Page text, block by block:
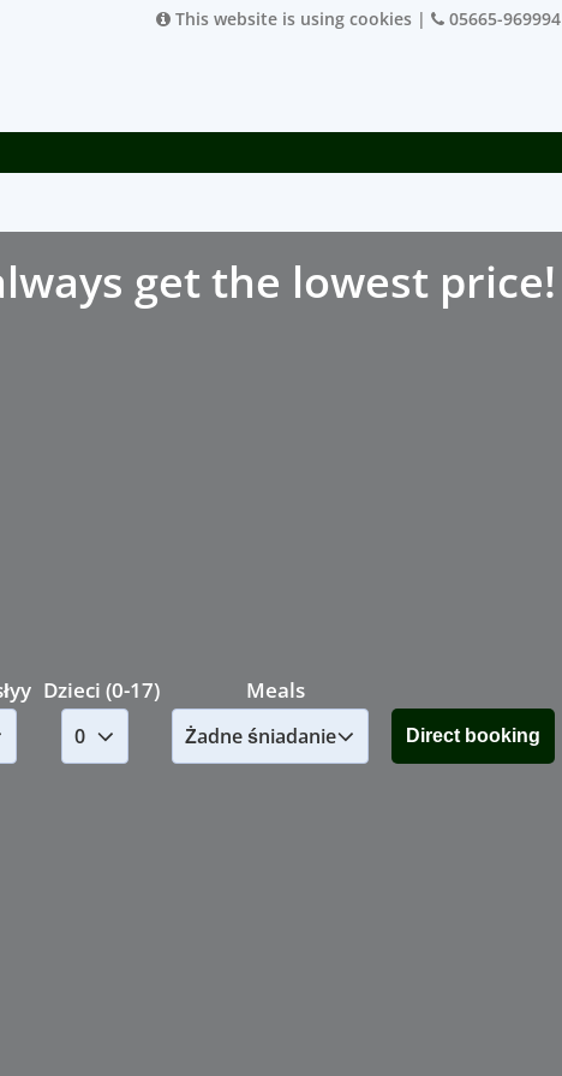
This website is using cookies | 05665-969994
get the lowest price!
Dzieci (0-17) Meals